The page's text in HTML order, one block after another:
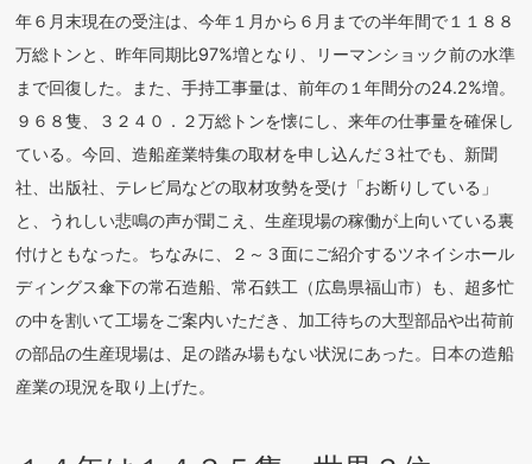
年６月末現在の受注は、今年１月から６月までの半年間で１１８８
万総トンと、昨年同期比97%増となり、リーマンショック前の水準
まで回復した。また、手持工事量は、前年の１年間分の24.2%増。
９６８隻、３２４０．２万総トンを懐にし、来年の仕事量を確保し
ている。今回、造船産業特集の取材を申し込んだ３社でも、新聞
社、出版社、テレビ局などの取材攻勢を受け「お断りしている」
と、うれしい悲鳴の声が聞こえ、生産現場の稼働が上向いている裏
付けともなった。ちなみに、２～３面にご紹介するツネイシホール
ディングス傘下の常石造船、常石鉄工（広島県福山市）も、超多忙
の中を割いて工場をご案内いただき、加工待ちの大型部品や出荷前
の部品の生産現場は、足の踏み場もない状況にあった。日本の造船
産業の現況を取り上げた。